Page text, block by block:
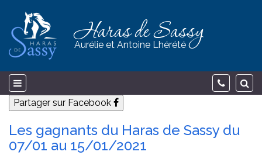
Haras de Sassy
Aurélie et Antoine Lhérété
Partager sur Facebook
Les gagnants du Haras de Sassy du
07/01 au 15/01/2021